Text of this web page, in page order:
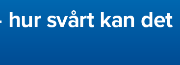
svårt kan det